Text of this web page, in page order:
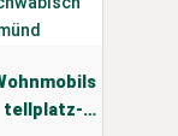
tellplatz-